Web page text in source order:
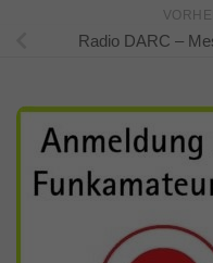
Radio DARC –